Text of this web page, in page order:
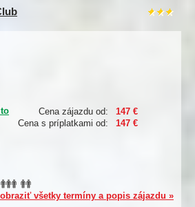
Cena zájazdu od:
147 €
Cena s príplatkami od:
147 €
všetky termíny a popis zájazdu »